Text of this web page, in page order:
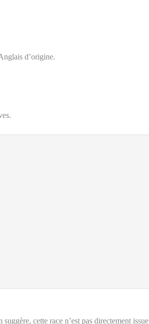
d’origine.
cette race n’est pas directement issue